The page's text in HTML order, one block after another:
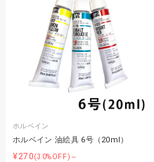
ホルベイン
ホルベイン 油絵具 6号（20ml）
¥270(30%OFF)～